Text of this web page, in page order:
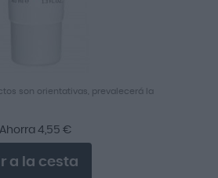
son orientativas, prevalecerá la
Ahorra 4,55 €
a la cesta